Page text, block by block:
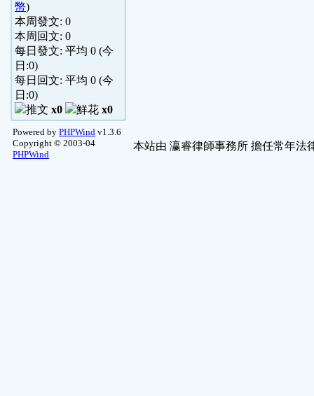
幣)
本周發文: 0
本周回文: 0
每日發文: 平均 0 (今
日:0)
每日回文: 平均 0 (今
日:0)
x0
x0
Powered by PHPWind v1.3.6
Copyright © 2003-04
PHPWind
本站由 瀛睿律師事務所 擔任常年法